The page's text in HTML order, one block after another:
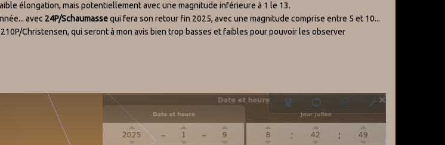
élongation, mais potentiellement avec une magnitude inférieure à 1 le 13.
avec 24P/Schaumassequi fera son retour fin 2025, avec une magnitude comprise entre 5 et 10...
Christensen, qui seront à mon avis bien trop basses et faibles pour pouvoir les observer